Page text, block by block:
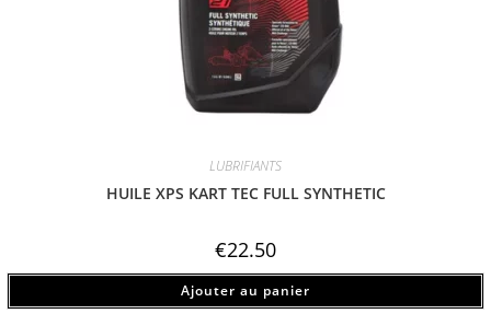
LUBRIFIANTS
HUILE XPS KART TEC FULL SYNTHETIC
€22.50
Ajouter au panier